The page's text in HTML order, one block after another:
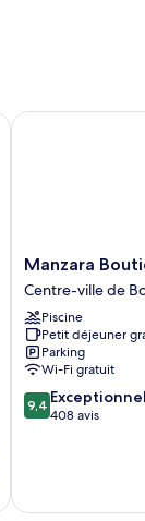
Manzara
Boutique
Hotel
Centre-
ville
de
Bodrum
Manzara
Centre-ville de
Piscine
Petit déjeuner
Parking
Wi-Fi gratuit
9.4
sur
9,4 Exceptionnel
408 avis
Manzara